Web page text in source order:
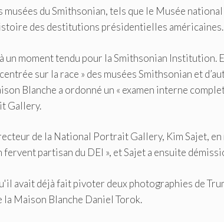
musées du Smithsonian, tels que le Musée
des destitutions présidentielles américaines.
moment tendu pour la Smithsonian Institution.
sur la race » des musées Smithsonian et
Blanche a ordonné un « examen interne
Gallery.
de la National Portrait Gallery, Kim Sajet, en
partisan du DEI », et Sajet a ensuite
avait déjà fait pivoter deux photographies de
Maison Blanche Daniel Torok.